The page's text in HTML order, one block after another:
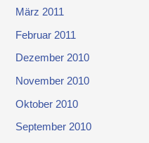
März 2011
Februar 2011
Dezember 2010
November 2010
Oktober 2010
September 2010